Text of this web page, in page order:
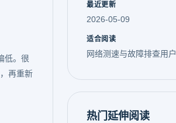
低。很
再重新
最近更新
2026-05-09
适合阅读
网络测速与故障排查用户
热门延伸阅读